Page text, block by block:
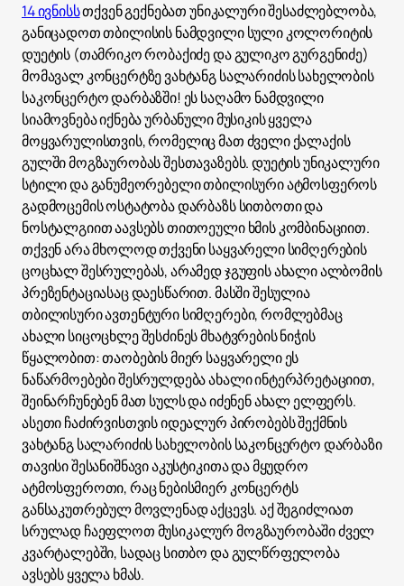
14 ივნისსთქვენ გექნებათ უნიკალური შესაძლებლობა,
განიცადოთ თბილისის ნამდვილი სული კოლორიტის
დუეტის (თამრიკო რობაქიძე და გულიკო გურგენიძე)
მომავალ კონცერტზე ვახტანგ სალარიძის სახელობის
საკონცერტო დარბაზში! ეს საღამო ნამდვილი
სიამოვნება იქნება ურბანული მუსიკის ყველა
მოყვარულისთვის, რომელიც მათ ძველი ქალაქის
გულში მოგზაურობას შესთავაზებს. დუეტის უნიკალური
სტილი და განუმეორებელი თბილისური ატმოსფეროს
გადმოცემის ოსტატობა დარბაზს სითბოთი და
ნოსტალგიით აავსებს თითოეული ხმის კომბინაციით.
თქვენ არა მხოლოდ თქვენი საყვარელი სიმღერების
ცოცხალ შესრულებას, არამედ ჯგუფის ახალი ალბომის
პრეზენტაციასაც დაესწარით. მასში შესულია
თბილისური ავთენტური სიმღერები, რომლებმაც
ახალი სიცოცხლე შესძინეს მხატვრების ნიჭის
წყალობით: თაობების მიერ საყვარელი ეს
ნაწარმოებები შესრულდება ახალი ინტერპრეტაციით,
შეინარჩუნებენ მათ სულს და იძენენ ახალ ელფერს.
ასეთი ჩაძირვისთვის იდეალურ პირობებს შექმნის
ვახტანგ სალარიძის სახელობის საკონცერტო დარბაზი
თავისი შესანიშნავი აკუსტიკითა და მყუდრო
ატმოსფეროთი, რაც ნებისმიერ კონცერტს
განსაკუთრებულ მოვლენად აქცევს. აქ შეგიძლიათ
სრულად ჩაეფლოთ მუსიკალურ მოგზაურობაში ძველ
კვარტალებში, სადაც სითბო და გულწრფელობა
ავსებს ყველა ხმას.